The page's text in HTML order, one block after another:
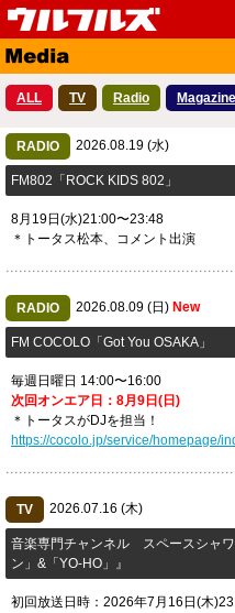
Top
Media
Profile
Fanclub
Contact
ALL TV Radio Magazine
RADIO 2026.08.19 (水)
FM802「ROCK KIDS 802」
8月19日(水)21:00〜23:48
＊トータス松本、コメント出演
RADIO 2026.08.09 (日) New
FM COCOLO「Got You OSAKA」
毎週日曜日 14:00〜16:00
次回オンエア日：8月9日(日)
＊トータスがDJを担当！
https://cocolo.jp/service/homepage/
TV 2026.07.16 (木)
音楽専門チャンネル スペースシャ
ン」&「YO-HO」』
初回放送日時：2026年7月16日(木